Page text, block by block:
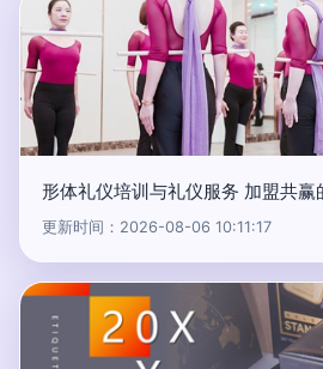
形体礼仪培训与礼仪服务 加盟共赢
更新时间：2026-08-06 10:11:17